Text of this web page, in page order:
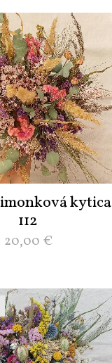
kytica
112
20,00 €